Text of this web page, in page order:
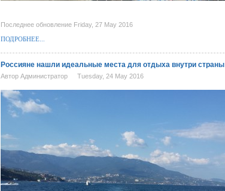
Последнее обновление Friday, 27 May 2016
ПОДРОБНЕЕ...
Россияне нашли идеальные места для отдыха внутри страны
Автор Администратор Tuesday, 24 May 2016